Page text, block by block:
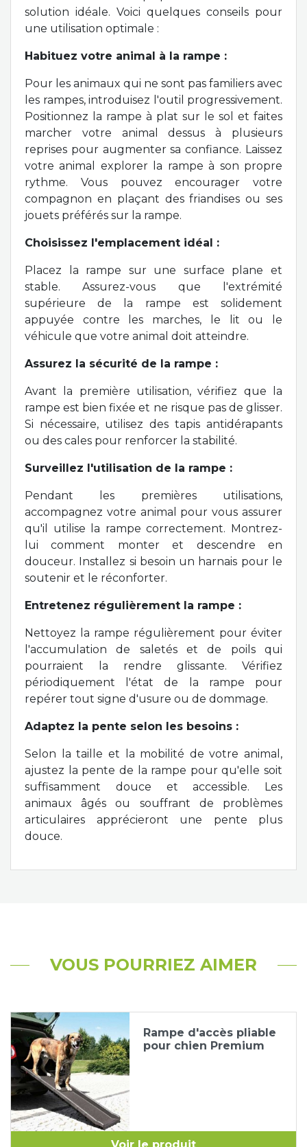
solution idéale. Voici quelques conseils pour
une utilisation optimale :
Habituez votre animal à la rampe :
Pour les animaux qui ne sont pas familiers avec
les rampes, introduisez l'outil progressivement.
Positionnez la rampe à plat sur le sol et faites
marcher votre animal dessus à plusieurs
reprises pour augmenter sa confiance. Laissez
votre animal explorer la rampe à son propre
rythme. Vous pouvez encourager votre
compagnon en plaçant des friandises ou ses
jouets préférés sur la rampe.
Choisissez l'emplacement idéal :
Placez la rampe sur une surface plane et
stable. Assurez-vous que l'extrémité
supérieure de la rampe est solidement
appuyée contre les marches, le lit ou le
véhicule que votre animal doit atteindre.
Assurez la sécurité de la rampe :
Avant la première utilisation, vérifiez que la
rampe est bien fixée et ne risque pas de glisser.
Si nécessaire, utilisez des tapis antidérapants
ou des cales pour renforcer la stabilité.
Surveillez l'utilisation de la rampe :
Pendant les premières utilisations,
accompagnez votre animal pour vous assurer
qu'il utilise la rampe correctement. Montrez-
lui comment monter et descendre en
douceur. Installez si besoin un harnais pour le
soutenir et le réconforter.
Entretenez régulièrement la rampe :
Nettoyez la rampe régulièrement pour éviter
l'accumulation de saletés et de poils qui
pourraient la rendre glissante. Vérifiez
périodiquement l'état de la rampe pour
repérer tout signe d'usure ou de dommage.
Adaptez la pente selon les besoins :
Selon la taille et la mobilité de votre animal,
ajustez la pente de la rampe pour qu'elle soit
suffisamment douce et accessible. Les
animaux âgés ou souffrant de problèmes
articulaires apprécieront une pente plus
douce.
VOUS POURRIEZ AIMER
Rampe d'accès pliable
pour chien Premium